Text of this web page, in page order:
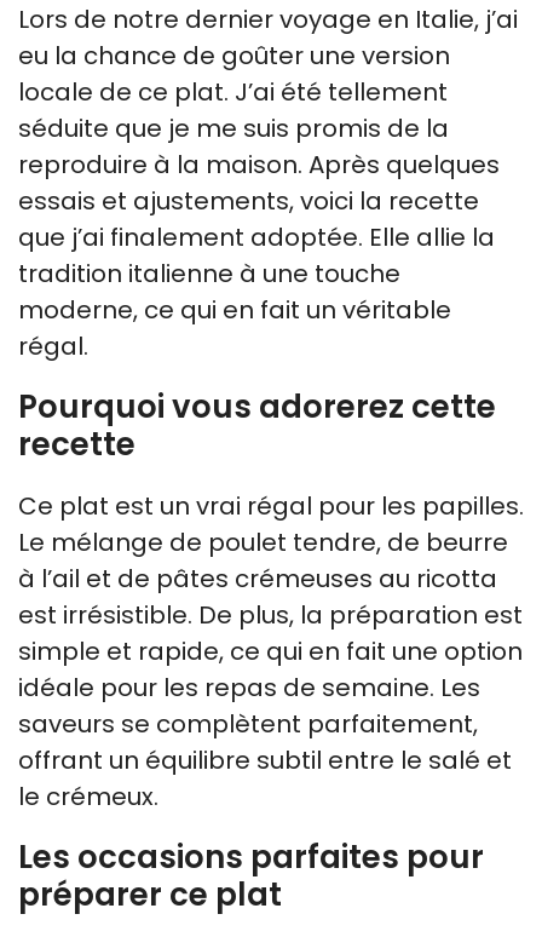
Lors de notre dernier voyage en Italie, j’ai
eu la chance de goûter une version
locale de ce plat. J’ai été tellement
séduite que je me suis promis de la
reproduire à la maison. Après quelques
essais et ajustements, voici la recette
que j’ai finalement adoptée. Elle allie la
tradition italienne à une touche
moderne, ce qui en fait un véritable
régal.
Pourquoi vous adorerez cette
recette
Ce plat est un vrai régal pour les papilles.
Le mélange de poulet tendre, de beurre
à l’ail et de pâtes crémeuses au ricotta
est irrésistible. De plus, la préparation est
simple et rapide, ce qui en fait une option
idéale pour les repas de semaine. Les
saveurs se complètent parfaitement,
offrant un équilibre subtil entre le salé et
le crémeux.
Les occasions parfaites pour
préparer ce plat